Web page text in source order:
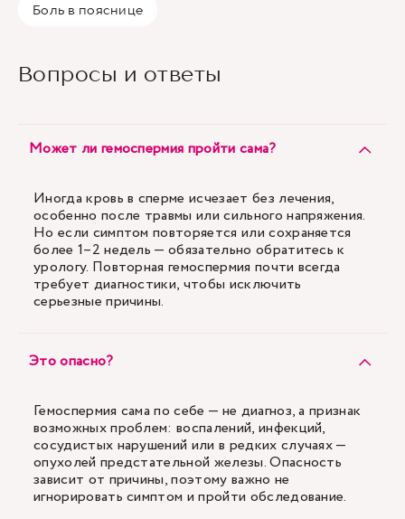
Боль в пояснице
Вопросы и ответы
Может ли гемоспермия пройти сама?
Иногда кровь в сперме исчезает без лечения,
особенно после травмы или сильного напряжения.
Но если симптом повторяется или сохраняется
более 1–2 недель — обязательно обратитесь к
урологу. Повторная гемоспермия почти всегда
требует диагностики, чтобы исключить
серьезные причины.
Это опасно?
Гемоспермия сама по себе — не диагноз, а признак
возможных проблем: воспалений, инфекций,
сосудистых нарушений или в редких случаях —
опухолей предстательной железы. Опасность
зависит от причины, поэтому важно не
игнорировать симптом и пройти обследование.